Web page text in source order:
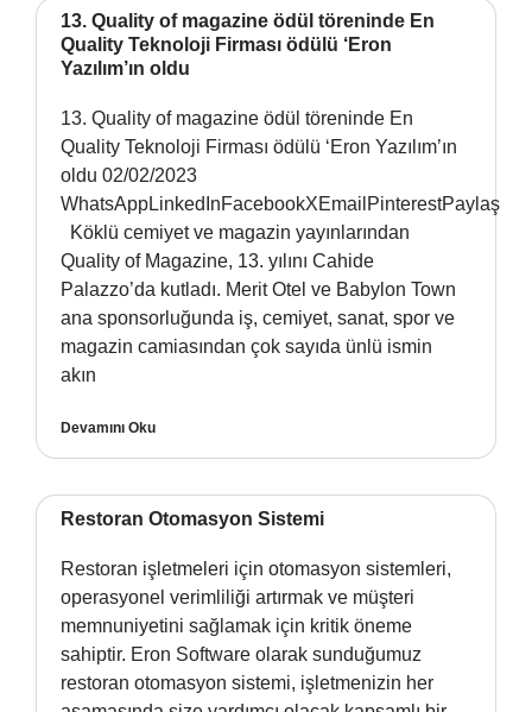
13. Quality of magazine ödül töreninde En
Quality Teknoloji Firması ödülü ‘Eron
Yazılım’ın oldu
13. Quality of magazine ödül töreninde En
Quality Teknoloji Firması ödülü ‘Eron Yazılım’ın
oldu 02/02/2023
WhatsAppLinkedInFacebookXEmailPinterestPaylaş
Köklü cemiyet ve magazin yayınlarından
Quality of Magazine, 13. yılını Cahide
Palazzo’da kutladı. Merit Otel ve Babylon Town
ana sponsorluğunda iş, cemiyet, sanat, spor ve
magazin camiasından çok sayıda ünlü ismin
akın
Devamını Oku
Restoran Otomasyon Sistemi
Restoran işletmeleri için otomasyon sistemleri,
operasyonel verimliliği artırmak ve müşteri
memnuniyetini sağlamak için kritik öneme
sahiptir. Eron Software olarak sunduğumuz
restoran otomasyon sistemi, işletmenizin her